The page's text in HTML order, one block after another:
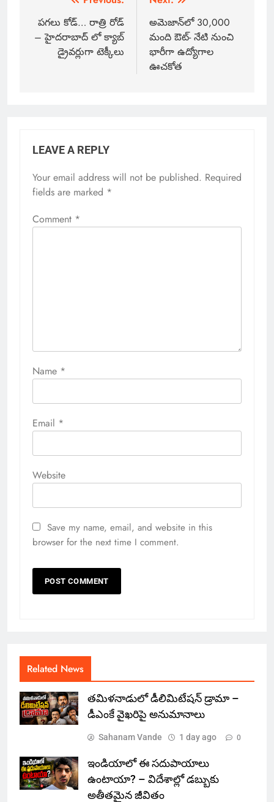
పగలు కోడ్‌… రాత్రి రోడ్
– హైదరాబాద్ లో క్యాబ్
డ్రైవర్లుగా టెక్కీలు
అమెజాన్‌లో 30,000
మంది ఔట్- నేటి నుంచి
భారీగా ఉద్యోగాల
ఊచకోత
LEAVE A REPLY
Your email address will not be published. Required
fields are marked *
Comment *
Name *
Email *
Website
Save my name, email, and website in this
browser for the next time I comment.
Related News
తమిళనాడులో డీలిమిటేషన్ డ్రామా –
డీఎంకే వైఖరిపై అనుమానాలు
Sahanam Vande 1 day ago 0
ఇండియాలో‌ ఈ సదుపాయాలు
ఉంటాయా? – విదేశాల్లో డబ్బుకు
అతీతమైన జీవితం